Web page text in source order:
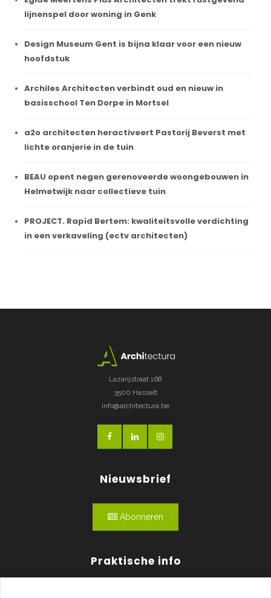
lijnenspel door woning in Genk
Design Museum Gent is bijna klaar voor een nieuw
hoofdstuk
Archiles Architecten verbindt oud en nieuw in
basisschool Ten Dorpe in Mortsel
a2o architecten heractiveert Pastorij Beverst met
lichte oranjerie in de tuin
BEAU opent negen gerenoveerde woongebouwen in
Helmetwijk naar collectieve tuin
PROJECT. Rapid Bertem: kwaliteitsvolle verdichting
in een verkaveling (ectv architecten)
Lazarijstraat 168
3500 Hasselt
info@architectura.be
Nieuwsbrief
Abonneren
Praktische info